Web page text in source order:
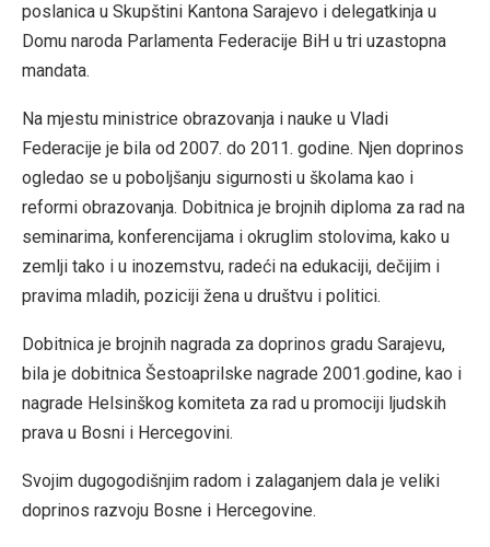
poslanica u Skupštini Kantona Sarajevo i delegatkinja u
Domu naroda Parlamenta Federacije BiH u tri uzastopna
mandata.
Na mjestu ministrice obrazovanja i nauke u Vladi
Federacije je bila od 2007. do 2011. godine. Njen doprinos
ogledao se u poboljšanju sigurnosti u školama kao i
reformi obrazovanja. Dobitnica je brojnih diploma za rad na
seminarima, konferencijama i okruglim stolovima, kako u
zemlji tako i u inozemstvu, radeći na edukaciji, dečijim i
pravima mladih, poziciji žena u društvu i politici.
Dobitnica je brojnih nagrada za doprinos gradu Sarajevu,
bila je dobitnica Šestoaprilske nagrade 2001.godine, kao i
nagrade Helsinškog komiteta za rad u promociji ljudskih
prava u Bosni i Hercegovini.
Svojim dugogodišnjim radom i zalaganjem dala je veliki
doprinos razvoju Bosne i Hercegovine.